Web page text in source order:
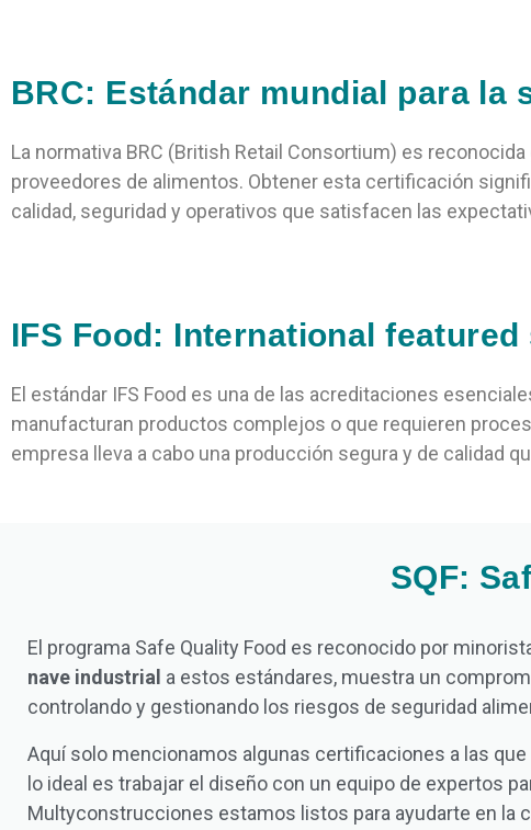
BRC: Estándar mundial para la
La normativa BRC (British Retail Consortium) es
proveedores de alimentos. Obtener esta certificación
calidad, seguridad y operativos que satisfacen las
IFS Food: International
El estándar IFS Food es una de las acreditaciones
manufacturan productos complejos o que requieren
empresa lleva a cabo una producción segura y de calidad
SQF:
El programa Safe Quality Food es reconocido por
nave industrial a estos estándares, muestra un
controlando y gestionando los riesgos de seguridad
Aquí solo mencionamos algunas certificaciones a las
lo ideal es trabajar el diseño con un equipo de expertos
Multyconstrucciones estamos listos para ayudarte en la